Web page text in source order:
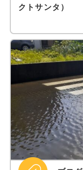
クトサンタ）